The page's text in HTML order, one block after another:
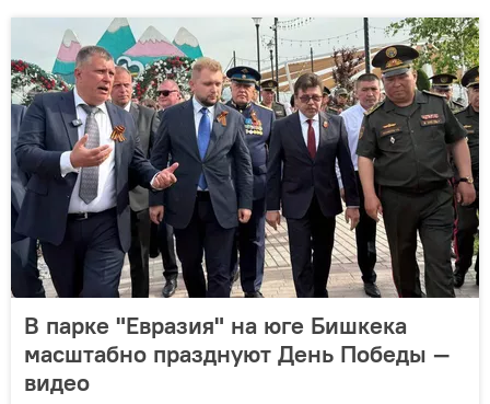
В парке "Евразия" на юге Бишкека
масштабно празднуют День Победы —
видео